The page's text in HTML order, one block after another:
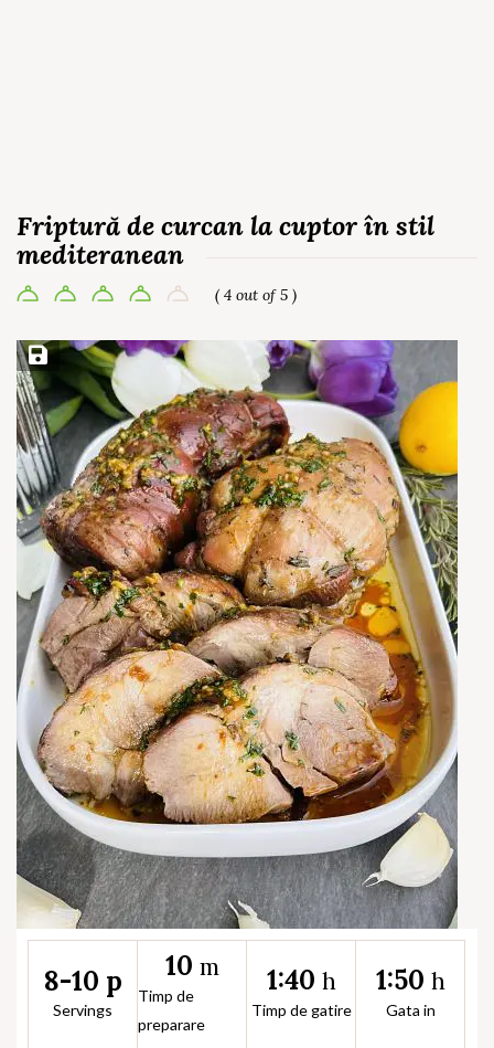
Friptură de curcan la cuptor în stil
mediteranean
( 4 out of 5 )
Save Recipe
8-10 p
Servings
10 m
Timp de
preparare
1:40 h
Timp de gatire
1:50 h
Gata in